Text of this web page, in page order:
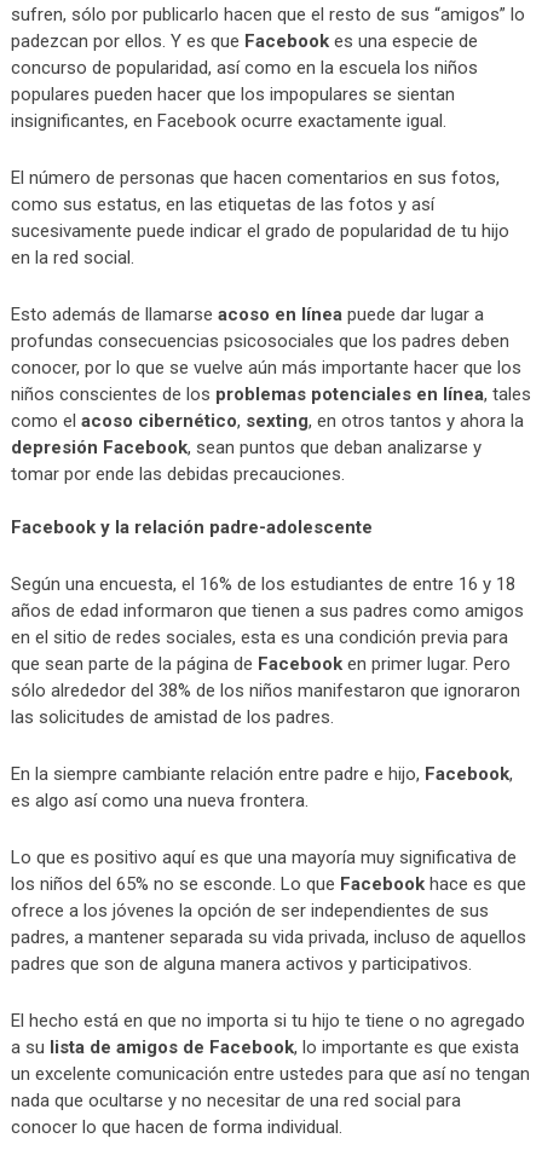
sufren, sólo por publicarlo hacen que el resto de sus “amigos” lo
padezcan por ellos. Y es que Facebook es una especie de
concurso de popularidad, así como en la escuela los niños
populares pueden hacer que los impopulares se sientan
insignificantes, en Facebook ocurre exactamente igual.
El número de personas que hacen comentarios en sus fotos,
como sus estatus, en las etiquetas de las fotos y así
sucesivamente puede indicar el grado de popularidad de tu hijo
en la red social.
Esto además de llamarse acoso en líneapuede dar lugar a
profundas consecuencias psicosociales que los padres deben
conocer, por lo que se vuelve aún más importante hacer que los
niños conscientes de los problemas potenciales en línea, tales
como el acoso cibernético, sexting, en otros tantos y ahora la
depresión Facebook, sean puntos que deban analizarse y
tomar por ende las debidas precauciones.
Facebook y la relación padre-adolescente
Según una encuesta, el 16% de los estudiantes de entre 16 y 18
años de edad informaron que tienen a sus padres como amigos
en el sitio de redes sociales, esta es una condición previa para
que sean parte de la página de Facebooken primer lugar. Pero
sólo alrededor del 38% de los niños manifestaron que ignoraron
las solicitudes de amistad de los padres.
En la siempre cambiante relación entre padre e hijo, Facebook,
es algo así como una nueva frontera.
Lo que es positivo aquí es que una mayoría muy significativa de
los niños del 65% no se esconde. Lo que Facebook hace es que
ofrece a los jóvenes la opción de ser independientes de sus
padres, a mantener separada su vida privada, incluso de aquellos
padres que son de alguna manera activos y participativos.
El hecho está en que no importa si tu hijo te tiene o no agregado
a su lista de amigos de Facebook, lo importante es que exista
un excelente comunicación entre ustedes para que así no tengan
nada que ocultarse y no necesitar de una red social para
conocer lo que hacen de forma individual.